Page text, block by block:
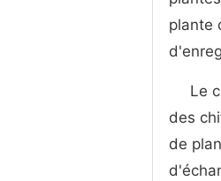
plante
Le
des
de